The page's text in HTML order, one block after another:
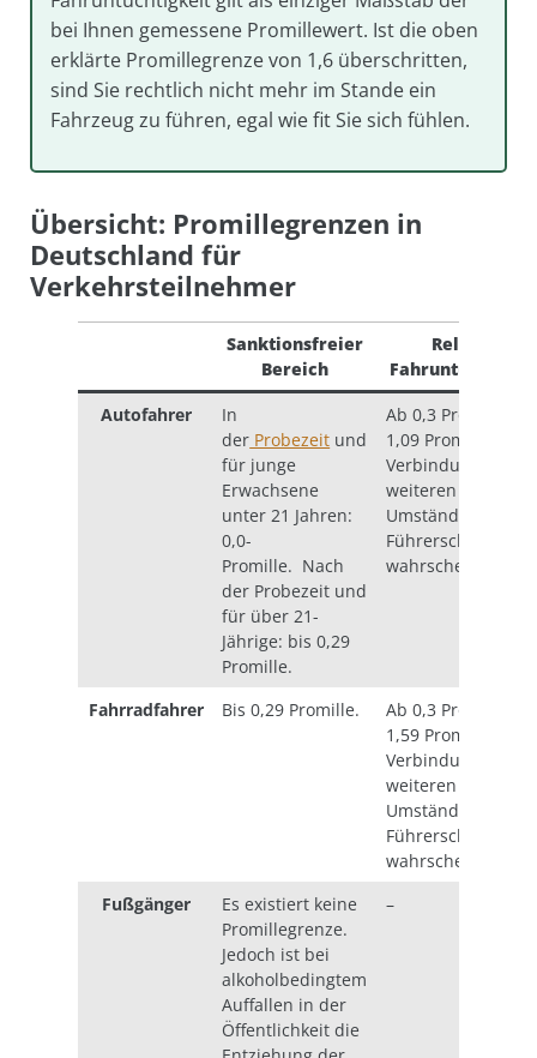
bei Ihnen gemessene Promillewert. Ist die oben
erklärte Promillegrenze von 1,6 überschritten,
sind Sie rechtlich nicht mehr im Stande ein
Fahrzeug zu führen, egal wie fit Sie sich fühlen.
Übersicht: Promillegrenzen in
Deutschland für
Verkehrsteilnehmer
Sanktionsfreier
Bereich
Relative
Autofahrer
In
der Probezeit und
für junge
Erwachsene
unter 21 Jahren:
0,0-
Promille. Nach
der Probezeit und
für über 21-
Jährige: bis 0,29
Promille.
Ab 0,3 Promille bis
1,09 Promille in
Verbindung mit
weiteren
Umständen.
wahrscheinlich
Fahrradfahrer Bis 0,29 Promille.
Ab 0,3 Promille bis
1,59 Promille in
Verbindung mit
weiteren
Umständen.
wahrscheinlich.
Fußgänger
Es existiert keine
Promillegrenze.
Jedoch ist bei
alkoholbedingtem
Auffallen in der
Öffentlichkeit die
–